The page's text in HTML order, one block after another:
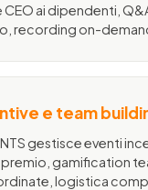
ai dipendenti,
recording on-
e team
gestisce eventi
gamification
logistica